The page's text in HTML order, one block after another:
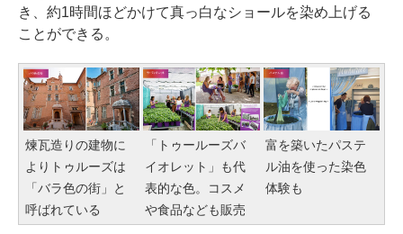
き、約1時間ほどかけて真っ白なショールを染め上げる
ことができる。
煉瓦造りの建物に
よりトゥルーズは
「バラ色の街」と
呼ばれている
「トゥールーズバ
イオレット」も代
表的な色。コスメ
や食品なども販売
富を築いたパステ
ル油を使った染色
体験も